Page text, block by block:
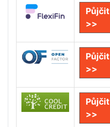
Půjčit
>>
Půjčit
>>
Půjčit
>>